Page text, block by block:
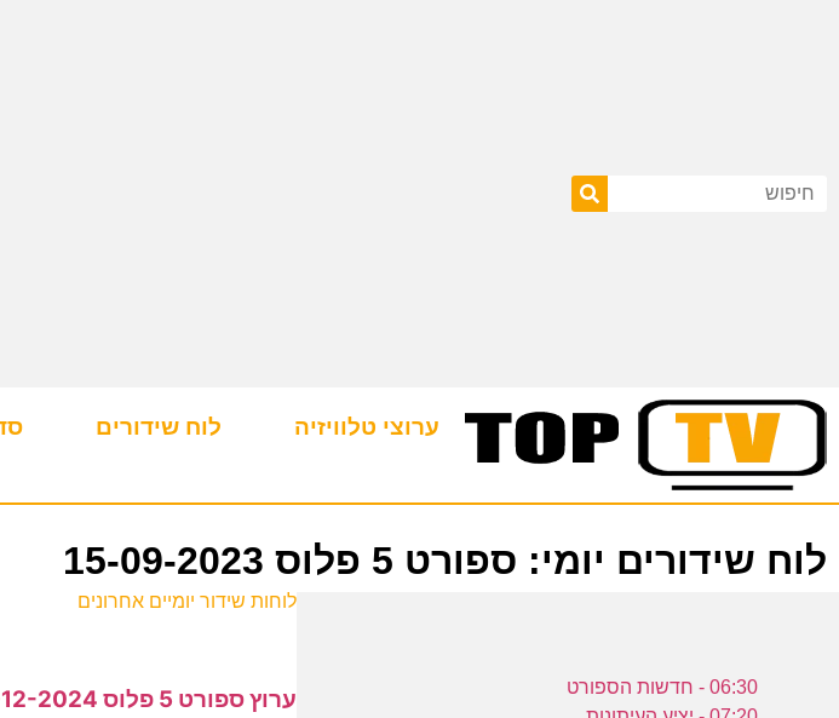
ערוצי טלוויזיה לוח שידורים
לוח שידורים יומי: ספורט 5 פלוס 15-09-2023
06:30 - חדשות הספורט
לוחות שידור יומיים אחרונים
ערוץ ספורט 5 פלוס 13-12-2024